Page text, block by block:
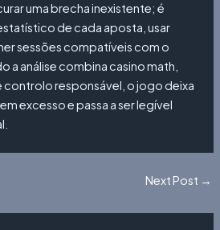
uma brecha inexistente; é
de cada aposta, usar
sessões compatíveis com o
a análise combina casino math,
controlo responsável, o jogo deixa
excesso e passa a ser legível
Next Post →